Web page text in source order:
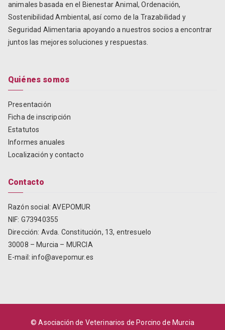
animales basada en el Bienestar Animal, Ordenación,
Sostenibilidad Ambiental, así como de la Trazabilidad y
Seguridad Alimentaria apoyando a nuestros socios a encontrar
juntos las mejores soluciones y respuestas.
Quiénes somos
Presentación
Ficha de inscripción
Estatutos
Informes anuales
Localización y contacto
Contacto
Razón social: AVEPOMUR
NIF: G73940355
Dirección: Avda. Constitución, 13, entresuelo
30008 – Murcia – MURCIA
E-mail:info@avepomur.es
© Asociación de Veterinarios de Porcino de Murcia